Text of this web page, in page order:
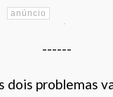
------
dois problemas